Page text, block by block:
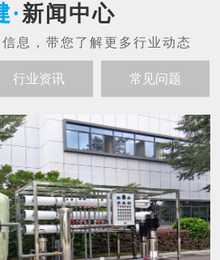
新闻中心
行业资讯 常见问题